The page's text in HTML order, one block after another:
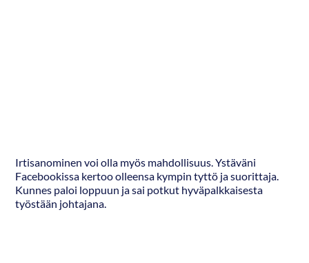
Irtisanominen voi olla myös mahdollisuus. Ystäväni
Facebookissa kertoo olleensa kympin tyttö ja suorittaja.
Kunnes paloi loppuun ja sai potkut hyväpalkkaisesta
työstään johtajana.